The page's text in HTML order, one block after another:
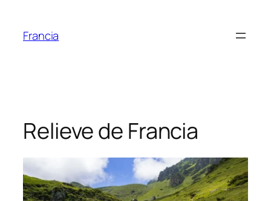
contenido
Francia
Relieve de Francia